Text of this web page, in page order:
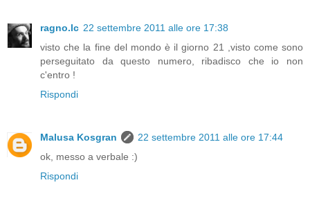
ragno.lc 22 settembre 2011 alle ore 17:38
visto che la fine del mondo è il giorno 21 ,visto come sono
perseguitato da questo numero, ribadisco che io non
c'entro !
Rispondi
Malusa Kosgran
22 settembre 2011 alle ore 17:44
ok, messo a verbale :)
Rispondi